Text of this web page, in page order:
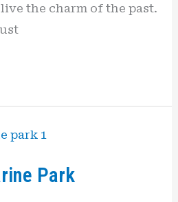
the charm of the past.
Park